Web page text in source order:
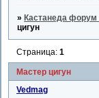
» Кастанеда форум
цигун
Мастер цигун
Страница:1
Vedmag